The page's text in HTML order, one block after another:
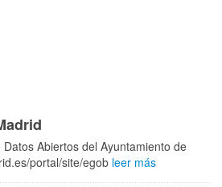
Abiertos del Ayuntamiento de
portal/site/egob leer más